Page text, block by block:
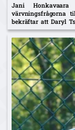
Jani
värvningsfrågorna
bekräftar att Daryl
Asoros frånvaro med